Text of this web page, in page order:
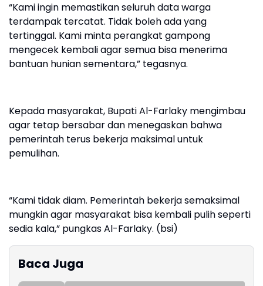
“Kami ingin memastikan seluruh data warga
terdampak tercatat. Tidak boleh ada yang
tertinggal. Kami minta perangkat gampong
mengecek kembali agar semua bisa menerima
bantuan hunian sementara,” tegasnya.
Kepada masyarakat, Bupati Al-Farlaky mengimbau
agar tetap bersabar dan menegaskan bahwa
pemerintah terus bekerja maksimal untuk
pemulihan.
“Kami tidak diam. Pemerintah bekerja semaksimal
mungkin agar masyarakat bisa kembali pulih seperti
sedia kala,” pungkas Al-Farlaky. (bsi)
Baca Juga